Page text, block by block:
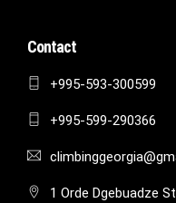
Contact
+995-593-300599
+995-599-290366
1 Orde Dgebuadze